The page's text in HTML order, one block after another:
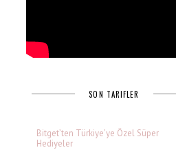
SON TARIFLER
Bitget’ten Türkiye’ye Özel Süper
Hediyeler